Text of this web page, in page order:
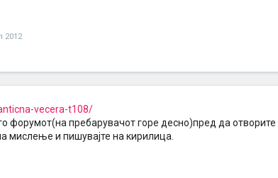
2012
vecera-t108/
форумот(на пребарувачот горе десно)пред да отворите
мислење и пишувајте на кирилица.